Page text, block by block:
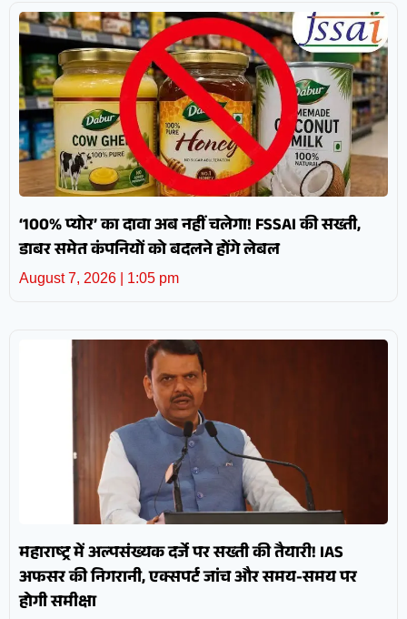
‘100% प्योर’ का दावा अब नहीं चलेगा! FSSAI की सख्ती,
डाबर समेत कंपनियों को बदलने होंगे लेबल
August 7, 2026 1:05 pm
महाराष्ट्र में अल्पसंख्यक दर्जे पर सख्ती की तैयारी! IAS
अफसर की निगरानी, एक्सपर्ट जांच और समय-समय पर
होगी समीक्षा